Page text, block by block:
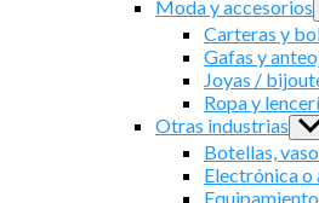
Moda y accesorios
Carteras y
Gafas y
Joyas /
Ropa y
Otras industrias
Botellas,
Electrónica o